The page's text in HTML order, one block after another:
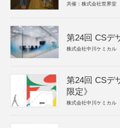
共催：株式会社世界堂
第24回 CSデ
株式会社中川ケミカル
第24回 CSデ
限定》
株式会社中川ケミカル